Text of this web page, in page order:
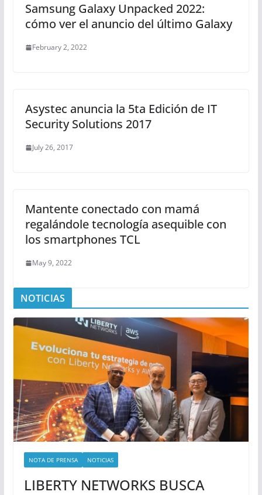
Samsung Galaxy Unpacked 2022:
cómo ver el anuncio del último Galaxy
February 2, 2022
Asystec anuncia la 5ta Edición de IT
Security Solutions 2017
July 26, 2017
Mantente conectado con mamá
regalándole tecnología asequible con
los smartphones TCL
May 9, 2022
NOTICIAS
NOTA DE PRENSA NOTICIAS
LIBERTY NETWORKS BUSCA